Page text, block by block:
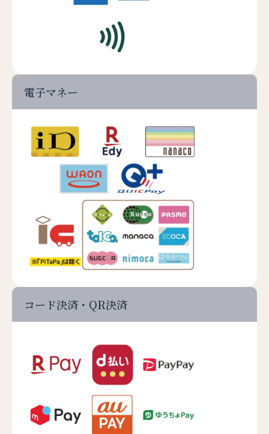
電子マネー
コード決済・QR決済